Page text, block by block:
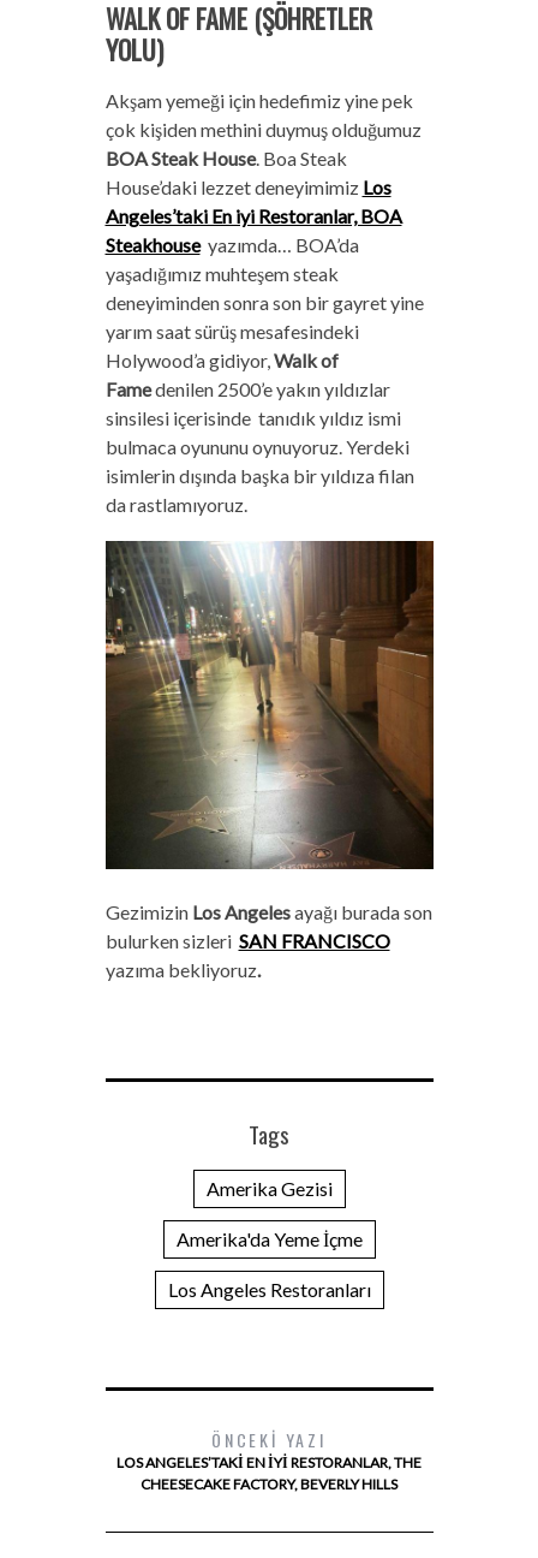
WALK OF FAME (ŞÖHRETLER
YOLU)
Akşam yemeği için hedefimiz yine pek
çok kişiden methini duymuş olduğumuz
BOA Steak House. Boa Steak
House’daki lezzet deneyimimiz Los
Angeles’taki En iyi Restoranlar, BOA
Steakhouseyazımda… BOA’da
yaşadığımız muhteşem steak
deneyiminden sonra son bir gayret yine
yarım saat sürüş mesafesindeki
Holywood’a gidiyor,Walk of
Famedenilen 2500’e yakın yıldızlar
sinsilesi içerisinde tanıdık yıldız ismi
bulmaca oyununu oynuyoruz. Yerdeki
isimlerin dışında başka bir yıldıza filan
da rastlamıyoruz.
Gezimizin Los Angelesayağı burada son
bulurken sizleri SAN FRANCISCO
yazıma bekliyoruz.
Tags
Amerika Gezisi
Amerika'da Yeme İçme
Los Angeles Restoranları
ÖNCEKI YAZI
LOS ANGELES’TAKI EN İYI RESTORANLAR, THE
CHEESECAKE FACTORY, BEVERLY HILLS